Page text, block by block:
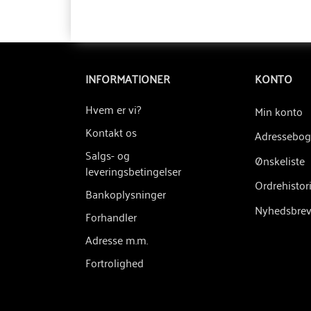
INFORMATIONER
Hvem er vi?
Kontakt os
Salgs- og
leveringsbetingelser
Bankoplysninger
Forhandler
Adresse m.m.
Fortrolighed
KONTO
Min konto
Adressebog
Ønskeliste
Nyhedsbrev